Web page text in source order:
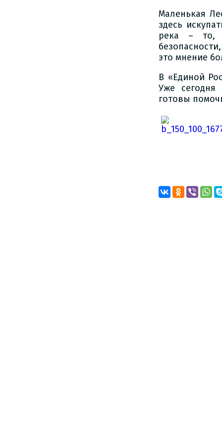
Маленькая
здесь
река – то,
это мнение
В «Единой
Уже
готовы